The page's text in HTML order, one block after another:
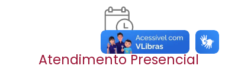
Atendimento Presencial